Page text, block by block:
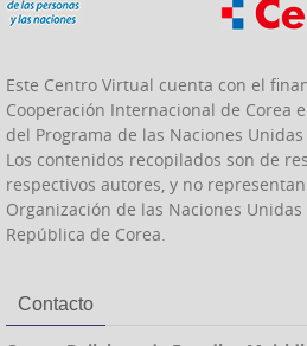
Este Centro Virtual cuenta con el
Cooperación Internacional de Corea
del Programa de las Naciones
Los contenidos recopilados son de
respectivos autores, y no
Organización de las Naciones
República de Corea.
Contacto